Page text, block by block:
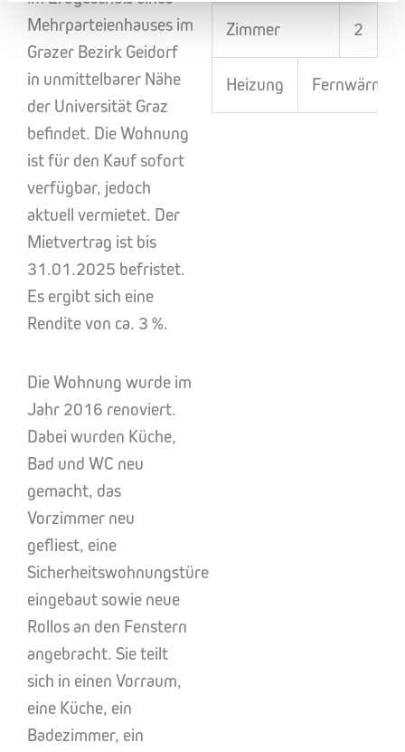
Mehrparteienhauses im
Grazer Bezirk Geidorf
in unmittelbarer Nähe
der Universität Graz
befindet. Die Wohnung
ist für den Kauf sofort
verfügbar, jedoch
aktuell vermietet. Der
Mietvertrag ist bis
31.01.2025 befristet.
Es ergibt sich eine
Rendite von ca. 3 %.
Die Wohnung wurde im
Jahr 2016 renoviert.
Dabei wurden Küche,
Bad und WC neu
gemacht, das
Vorzimmer neu
gefliest, eine
Sicherheitswohnungstüre
eingebaut sowie neue
Rollos an den Fenstern
angebracht. Sie teilt
sich in einen Vorraum,
eine Küche, ein
Badezimmer, ein
Zimmer 2
Heizung Fernwärme